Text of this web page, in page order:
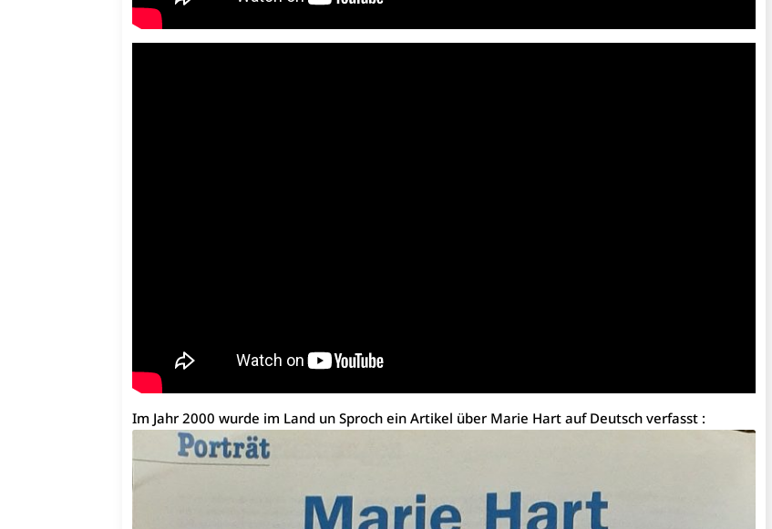
Im Jahr 2000 wurde im Land un Sproch ein Artikel über Marie Hart auf Deutsch verfasst :